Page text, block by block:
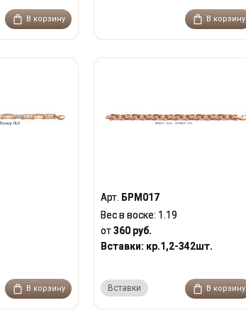
В корзину В корзину
В корзину
Арт. БРМ017
Вес в воске: 1.19
от360 руб.
Вставки: кр.1,2-342шт.
Вставки В корзину